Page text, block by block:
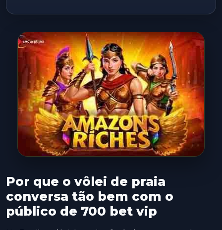
Por que o vôlei de praia
conversa tão bem com o
público de 700 bet vip